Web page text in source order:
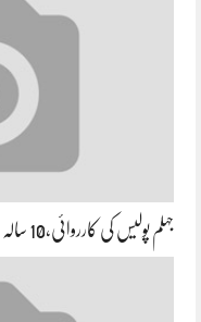
جہلم پولیس کی کارروائی،10 سالہ بچے کو جنسی زیادتی کا نشانہ بنانے والا ملزم…